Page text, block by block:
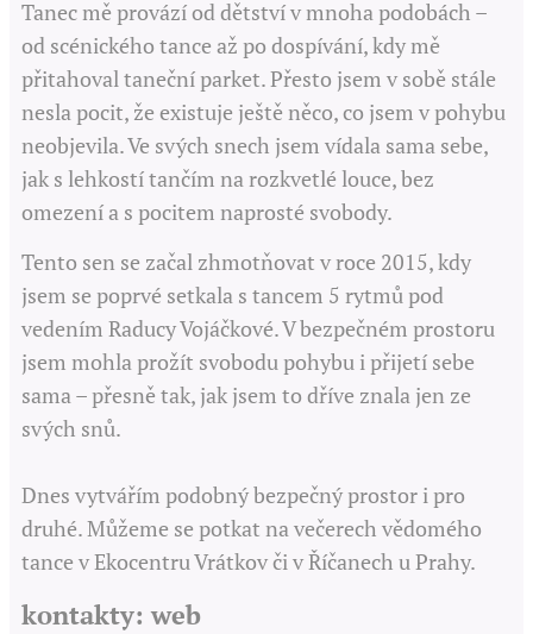
Tanec mě provází od dětství v mnoha podobách –
od scénického tance až po dospívání, kdy mě
přitahoval taneční parket. Přesto jsem v sobě stále
nesla pocit, že existuje ještě něco, co jsem v pohybu
neobjevila. Ve svých snech jsem vídala sama sebe,
jak s lehkostí tančím na rozkvetlé louce, bez
omezení a s pocitem naprosté svobody.
Tento sen se začal zhmotňovat v roce 2015, kdy
jsem se poprvé setkala s tancem 5 rytmů pod
vedením Raducy Vojáčkové. V bezpečném prostoru
jsem mohla prožít svobodu pohybu i přijetí sebe
sama – přesně tak, jak jsem to dříve znala jen ze
svých snů.
Dnes vytvářím podobný bezpečný prostor i pro
druhé. Můžeme se potkat na večerech vědomého
tance v Ekocentru Vrátkov či v Říčanech u Prahy.
kontakty: web